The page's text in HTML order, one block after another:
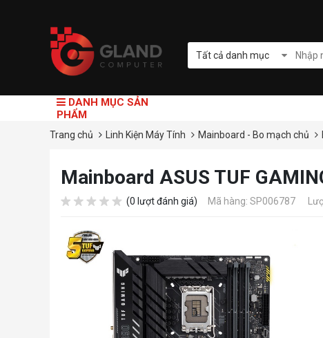
Tất cả danh mục
DANH MỤC SẢN
PHẨM
Trang chủ Linh Kiện Máy Tính Mainboard - Bo mạch chủ
Mainboard ASUS TUF
(0 lượt đánh giá) Mã hàng: SP006787